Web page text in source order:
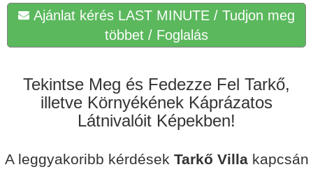
Ajánlat kérés LAST MINUTE / Tudjon meg
többet / Foglalás
Tekintse Meg és Fedezze Fel Tarkő,
illetve Környékének Káprázatos
Látnivalóit Képekben!
A leggyakoribb kérdések Tarkő Villa kapcsán